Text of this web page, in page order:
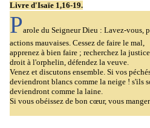
Livre d'Isaïe 1,16-19.
Parole du Seigneur Dieu : Lavez-vous,
actions mauvaises. Cessez de faire le mal,
apprenez à bien faire ; recherchez la
droit à l'orphelin, défendez la veuve.
Venez et discutons ensemble. Si vos
deviendront blancs comme la neige ! s'ils
deviendront comme la laine.
Si vous obéissez de bon cœur, vous